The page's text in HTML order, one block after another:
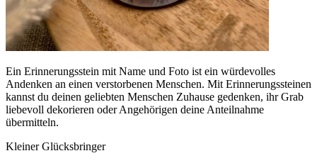
Ein Erinnerungsstein mit Name und Foto ist ein würdevolles
Andenken an einen verstorbenen Menschen. Mit Erinnerungssteinen
kannst du deinen geliebten Menschen Zuhause gedenken, ihr Grab
liebevoll dekorieren oder Angehörigen deine Anteilnahme
übermitteln.
Kleiner Glücksbringer